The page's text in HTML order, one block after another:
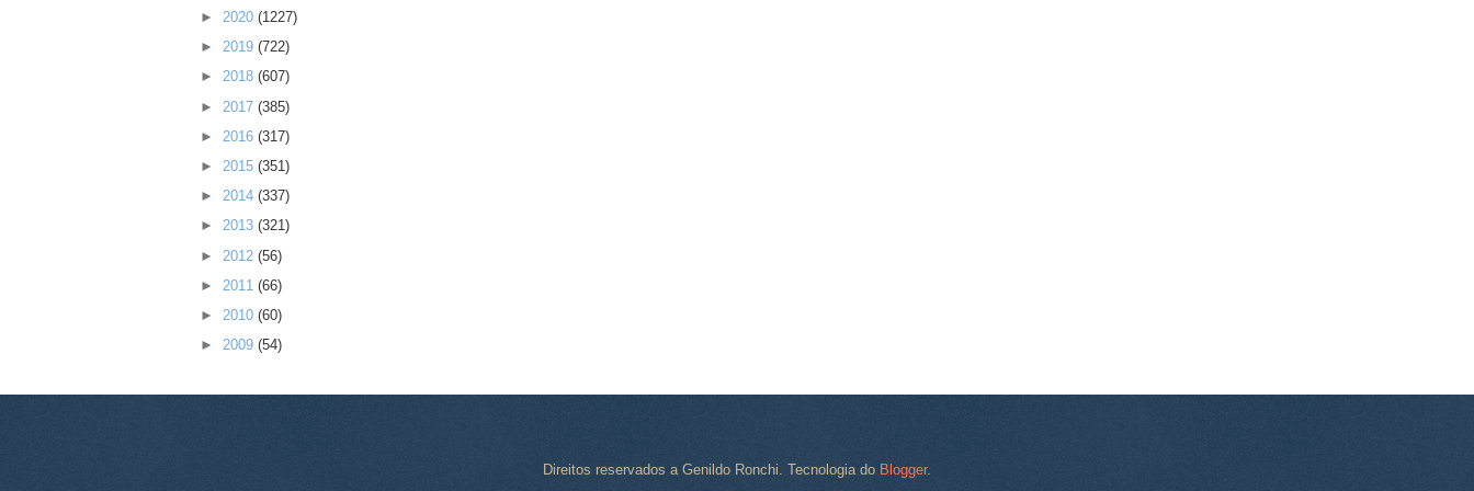
► 2020 (1227)
► 2019 (722)
► 2018 (607)
► 2017 (385)
► 2016 (317)
► 2015 (351)
► 2014 (337)
► 2013 (321)
► 2012 (56)
► 2011 (66)
► 2010 (60)
► 2009 (54)
Direitos reservados a Genildo Ronchi. Tecnologia do Blogger.